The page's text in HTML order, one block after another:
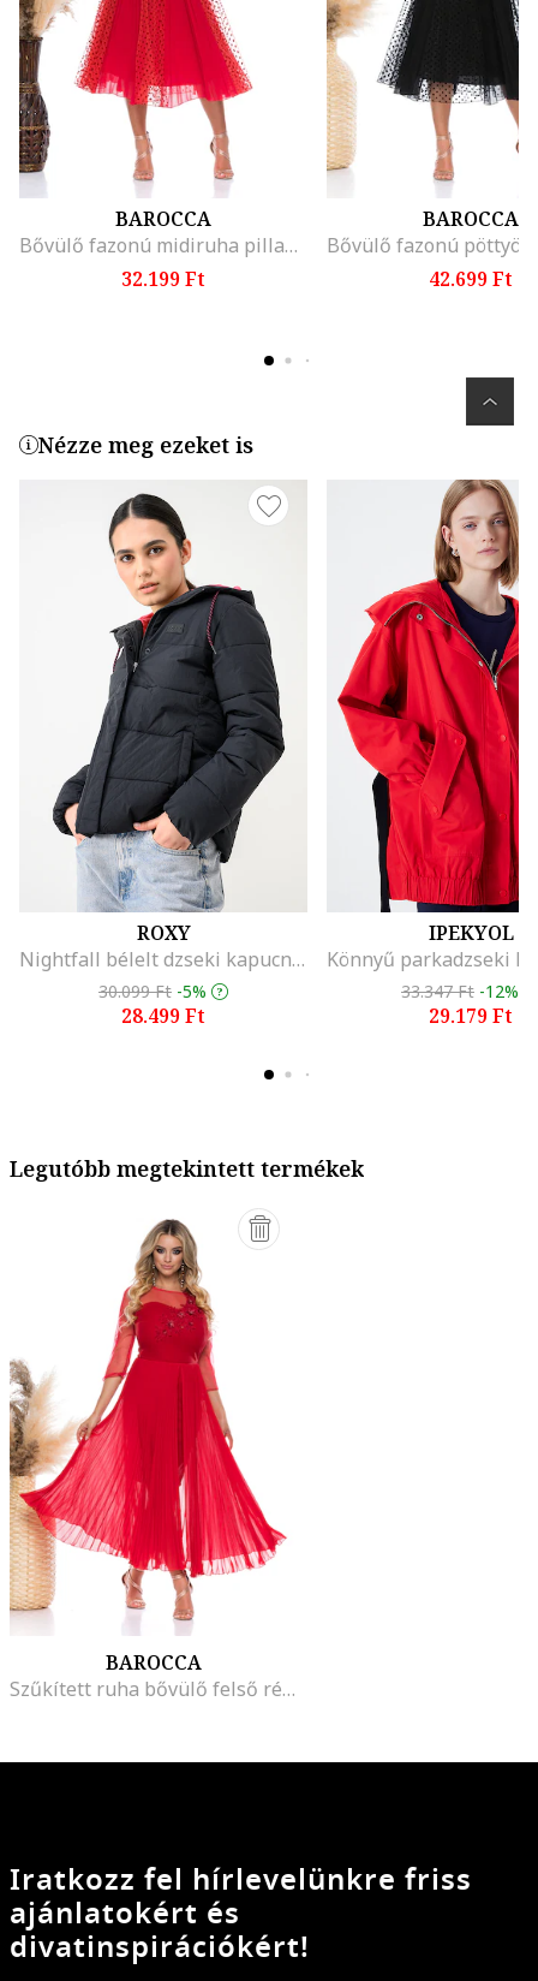
BAROCCA
Bővülő fazonú midiruha pillangóujjakkal, Piros
32.199 Ft
BAROCCA
42.699 Ft
Nézze meg ezeket is
ROXY
Nightfall bélelt dzseki kapucnival, Fekete
30.099 Ft -5%
28.499 Ft
IPEKYOL
33.347 Ft -12%
29.179 Ft
Legutóbb megtekintett termékek
BAROCCA
Szűkített ruha bővülő felső réteggel, Sötétpiros
Iratkozz fel hírlevelünkre friss
ajánlatokért és
divatinspirációkért!